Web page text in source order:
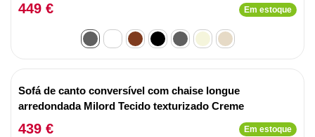
449 € Em estoque
Sofá de canto conversível com chaise longue
arredondada Milord Tecido texturizado Creme
439 € Em estoque